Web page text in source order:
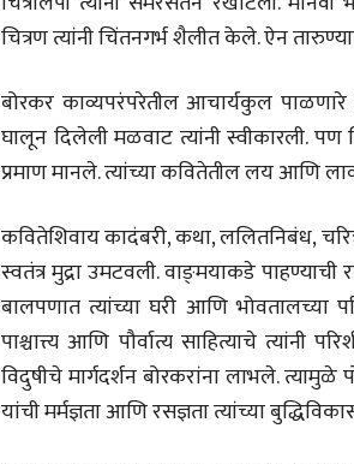
चित्रण त्यांनी चिंतनगर्भ शैलीत केले. ऐन
बोरकर काव्यपरंपरेतील आचार्यकुल पाळणारे
घालून दिलेली मळवाट त्यांनी स्वीकारली. पण
प्रमाण मानले. त्यांच्या कवितेतील लय आणि
कवितेशिवाय कादंबरी, कथा, ललितनिबंध,
स्वतंत्र मुद्रा उमटवली. वाङ्‌मयाकडे
बालपणात त्यांच्या घरी आणि भोवतालच्या
पाश्चात्त्य आणि पौर्वात्य साहित्याचे
विदुषीचे मार्गदर्शन बोरकरांना लाभले.
यांची मर्मज्ञता आणि रसज्ञता त्यांच्या